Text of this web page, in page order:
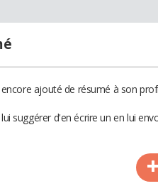
encore ajouté de résumé à son
suggérer d'en écrire un en lui